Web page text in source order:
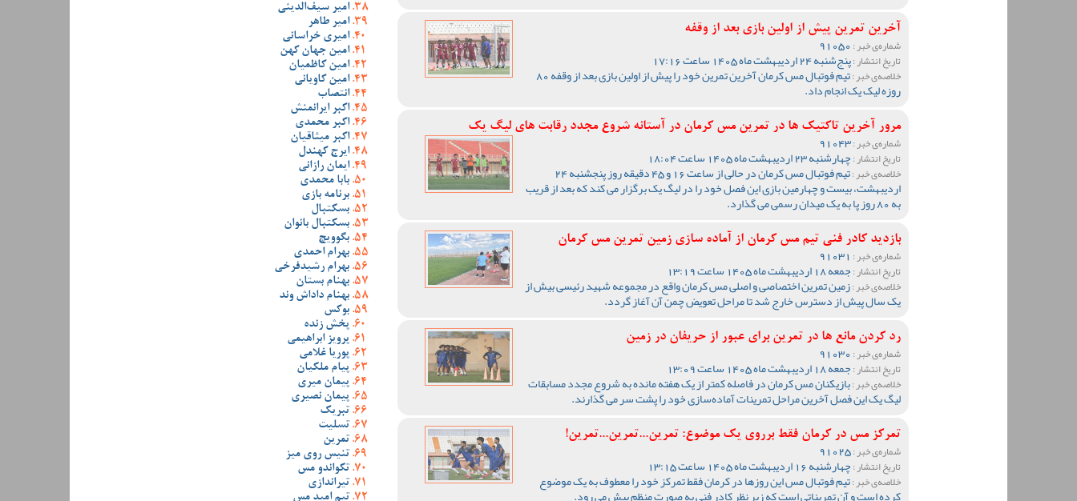
آخرین تمرین پیش از اولین بازی بعد از وقفه
شماره‌ی خبر :
تاریخ انتشار :پنج‌شنبه 24 اردیبهشت ماه 1405 ساعت 17:16
خلاصه‌ی خبر : تیم فوتبال مس کرمان آخرین تمرین خود را پیش از اولین بازی بعد از وقفه 80
روزه لیک یک انجام داد.
مرور آخرین تاکتیک ها در تمرین مس کرمان در آستانه شروع مجدد رقابت های لیگ یک
شماره‌ی خبر :91043
تاریخ انتشار :چهارشنبه 23 اردیبهشت ماه 1405 ساعت 18:04
خلاصه‌ی خبر : تیم فوتبال مس کرمان در حالی از ساعت 16 و 45 دقیقه روز پنجشنبه 24
اردیبهشت، بیست و چهارمین بازی این فصل خود را در لیگ یک برگزار می کند که بعد از قریب
به 80 روز پا به یک میدان رسمی می گذارد.
بازدید کادر فنی تیم مس کرمان از آماده سازی زمین تمرین مس کرمان
شماره‌ی خبر :
تاریخ انتشار :جمعه 18 اردیبهشت ماه 1405 ساعت 13:19
خلاصه‌ی خبر :زمین تمرین اختصاصی و اصلی مس کرمان واقع در مجموعه شهید رئیسی بیش از
یک سال پیش از دسترس خارج شد تا مراحل تعویض چمن آن آغاز گردد.
رد کردن مانع ها در تمرین برای عبور از حریفان در زمین
شماره‌ی خبر :
تاریخ انتشار :جمعه 18 اردیبهشت ماه 1405 ساعت 13:09
خلاصه‌ی خبر :بازیکنان مس کرمان در فاصله کمتر از یک هفته مانده به شروع مجدد مسابقات
لیگ یک این فصل آخرین مراحل تمرینات آماده‌سازی‌ خود را پشت سر می گذارند.
تمرکز مس در کرمان فقط برروی یک موضوع: تمرین...تمرین...تمرین!
شماره‌ی خبر :91025
تاریخ انتشار :چهارشنبه 16 اردیبهشت ماه 1405 ساعت 13:15
خلاصه‌ی خبر :تیم فوتبال مس این روزها در کرمان فقط تمرکز خود را معطوف به یک موضوع
کرده است و آن تمریناتی است که زیر نظر کادر فنی به صورت منظم پیش می رود.
امیر سیف‌الدینی
امیر طاهر
امیری خراسانی
امین جهان کهن
امین کاظمیان
امین کاویانی
انتصاب
اکبر ایرانمنش
اکبر محمدی
اکبر میثاقیان
ایرج کهندل
ایمان رازانی
بابا محمدی
برنامه بازی
بسکتبال
بسکتبال بانوان
بگوویچ
بهرام احمدی
بهرام رشیدفرخی
بهنام بستان
بهنام داداش وند
بوکس
پخش زنده
پرویز ابراهیمی
پوریا غلامی
پیام ملکیان
پیمان میری
پیمان نصیری
تبریک
تسلیت
تمرین
تنیس روی میز
تکواندو مس
تیراندازی
تیم امید مس